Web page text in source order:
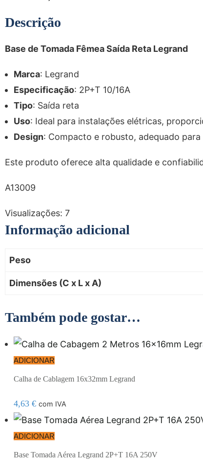
Descrição
Base de Tomada Fêmea Saída Reta Legrand
Marca: Legrand
Especificação: 2P+T 10/16A
Tipo: Saída reta
Uso: Ideal para instalações elétricas,
Design: Compacto e robusto, adequado
Este produto oferece alta qualidade e
A13009
Visualizações: 7
Informação adicional
Peso
Dimensões (C x L x A)
Também pode gostar…
ADICIONAR
Calha de Cablagem 16x32mm Legrand
4,63 € com IVA
ADICIONAR
Base Tomada Aérea Legrand 2P+T 16A 250V